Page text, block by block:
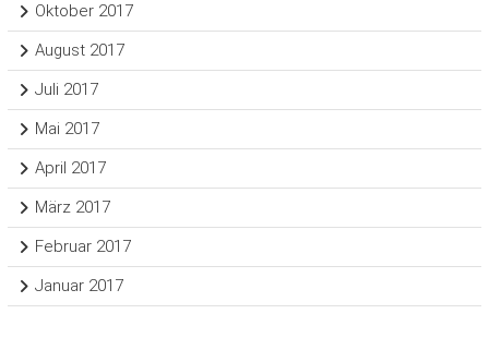
Oktober 2017
August 2017
Juli 2017
Mai 2017
April 2017
März 2017
Februar 2017
Januar 2017